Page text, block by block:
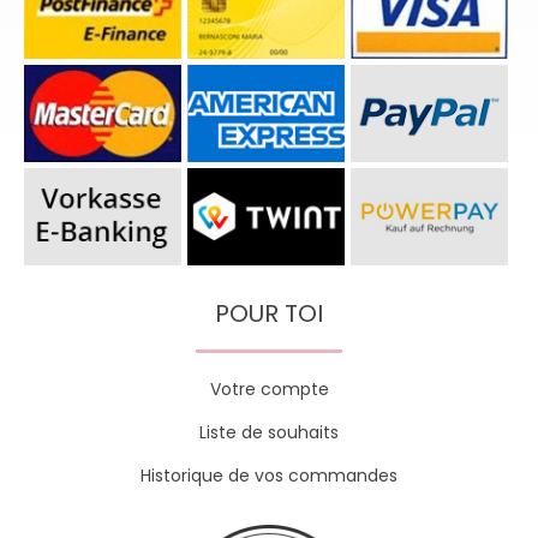
POUR TOI
Votre compte
Liste de souhaits
Historique de vos commandes